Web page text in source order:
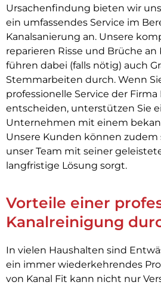
Ursachenfindung bieten wir
ein umfassendes Service im
Kanalsanierung an. Unsere
reparieren Risse und Brüche
führen dabei (falls nötig) auch
Stemmarbeiten durch. Wenn
professionelle Service der Firma
entscheiden, unterstützen Sie
Unternehmen mit einem
Unsere Kunden können zudem
unser Team mit seiner
langfristige Lösung sorgt.
Vorteile einer
Kanalreinigung
In vielen Haushalten sind
ein immer wiederkehrendes
von Kanal Fit kann nicht nur